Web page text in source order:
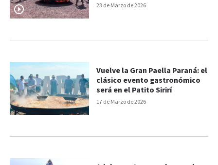
23 de Marzo de 2026
17 de Marzo de 2026
Vuelve la Gran Paella Paraná: el
clásico evento gastronómico
será en el Patito Sirirí